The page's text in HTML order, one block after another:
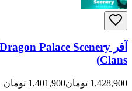
Clans)
1,428,900 تومان 1,401,900 تومان